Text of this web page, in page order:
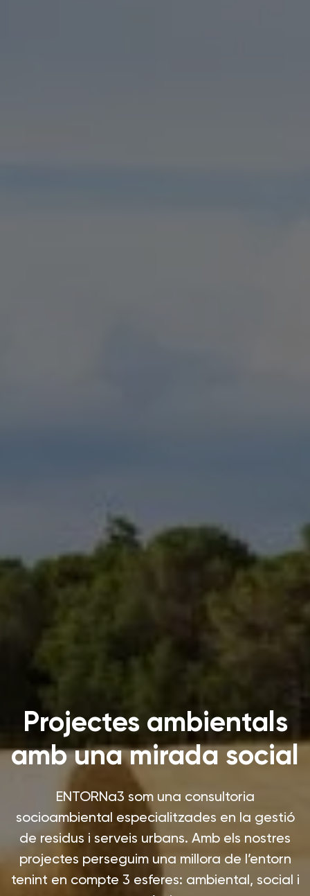
Projectes ambientals
amb una mirada social
ENTORNa3 som una consultoria
socioambiental especialitzades en la gestió
de residus i serveis urbans. Amb els nostres
projectes perseguim una millora de l’entorn
tenint en compte 3 esferes: ambiental, social i